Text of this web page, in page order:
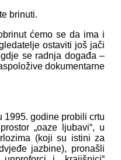
brinuti.
ćemo se da ima i
ostaviti još jači
se radnja događa –
dokumentarne
1995. godine probili crtu
„oaze ljubavi“, u
(koji su istini za
jazbine), pronašli